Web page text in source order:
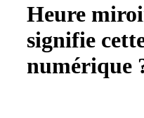
Heure
signifie
numérique